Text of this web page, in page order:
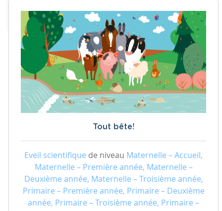
Tout bête!
Eveil scientifique de niveau Maternelle – Accueil,
Maternelle – Première année, Maternelle –
Deuxième année, Maternelle – Troisième année,
Primaire – Première année, Primaire – Deuxième
année, Primaire – Troisième année, Primaire –